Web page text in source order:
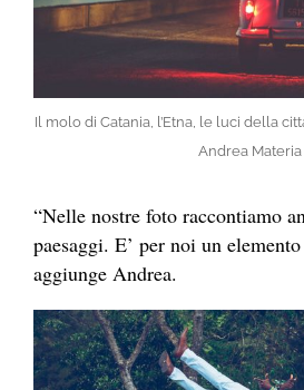
Il molo di Catania, l’Etna, le luci della
Andrea Materia
“Nelle nostre foto raccontiamo
paesaggi. E’ per noi un
aggiunge Andrea.